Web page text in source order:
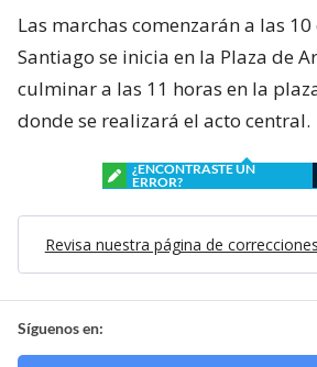
Las marchas comenzarán a las
Santiago se inicia en la Plaza de
culminar a las 11 horas en la
donde se realizará el acto central.
¿ENCONTRASTE UN
ERROR?
Revisa nuestra página de correcciones
Síguenos en: